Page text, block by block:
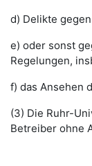
d) Delikte
e) oder sonst
Regelungen,
f) das Ansehen
(3) Die Ruhr-
Betreiber ohne